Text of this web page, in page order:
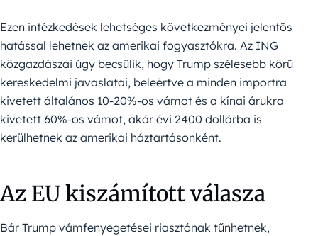
Ezen intézkedések lehetséges következményei jelentős
hatással lehetnek az amerikai fogyasztókra. Az ING
közgazdászai úgy becsülik, hogy Trump szélesebb körű
kereskedelmi javaslatai, beleértve a minden importra
kivetett általános 10-20%-os vámot és a kínai árukra
kivetett 60%-os vámot, akár évi 2400 dollárba is
kerülhetnek az amerikai háztartásonként.
Az EU kiszámított válasza
Bár Trump vámfenyegetései riasztónak tűnhetnek,